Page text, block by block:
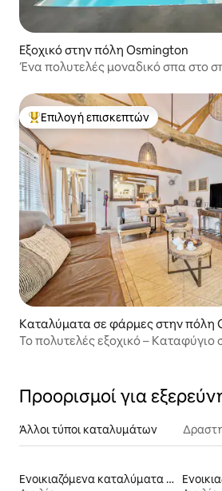
Εξοχικό στην πόλη Osmington
Ένα πολυτελές μοναδικό σπα στο
Κορυφαία επιλογή επισκεπτών
Επιλογή επισκεπτών
Καταλύματα σε φάρμες στην πόλη
Το πολυτελές εξοχικό – Καταφύγιο
Προορισμοί για
Άλλοι τύποι καταλυμάτων
Ενοικιαζόμενα καταλύματα σε φάρμα